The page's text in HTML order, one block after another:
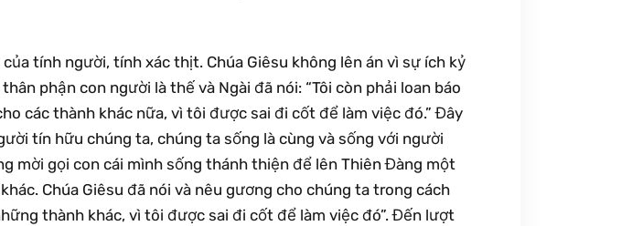
tính người, tính xác thịt. Chúa Giêsu không lên án vì sự ích kỷ
phận con người là thế và Ngài đã nói: “Tôi còn phải loan báo
các thành khác nữa, vì tôi được sai đi cốt để làm việc đó.” Đây
tín hữu chúng ta, chúng ta sống là cùng và sống với người
mời gọi con cái mình sống thánh thiện để lên Thiên Đàng một
Chúa Giêsu đã nói và nêu gương cho chúng ta trong cách
thành khác, vì tôi được sai đi cốt để làm việc đó”. Đến lượt